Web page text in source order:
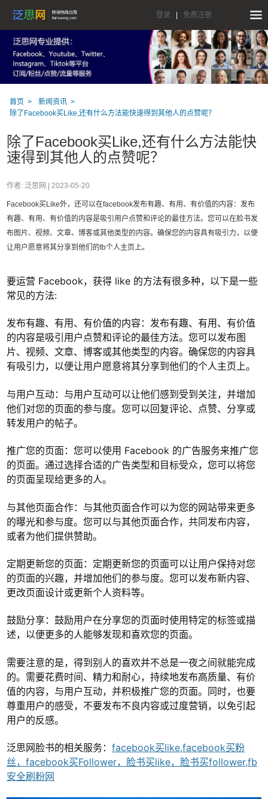
登录 免费注册
首页
新闻资讯
除了Facebook买Like,还有什么方法能快速得到其他人的点赞呢？
除了Facebook买Like,还有什么方法能快
速得到其他人的点赞呢？
作者: 泛思网 | 2023-05-20
Facebook买Like外，还可以在facebook发布有趣、有用、有价值的内容：发布
有趣、有用、有价值的内容是吸引用户点赞和评论的最佳方法。您可以在脸书发
布图片、视频、文章、博客或其他类型的内容。确保您的内容具有吸引力，以便
让用户愿意将其分享到他们的fb个人主页上。
要运营 Facebook，获得 like 的方法有很多种，以下是一些
常见的方法:
发布有趣、有用、有价值的内容：发布有趣、有用、有价值
的内容是吸引用户点赞和评论的最佳方法。您可以发布图
片、视频、文章、博客或其他类型的内容。确保您的内容具
有吸引力，以便让用户愿意将其分享到他们的个人主页上。
与用户互动：与用户互动可以让他们感到受到关注，并增加
他们对您的页面的参与度。您可以回复评论、点赞、分享或
转发用户的帖子。
推广您的页面：您可以使用 Facebook 的广告服务来推广您
的页面。通过选择合适的广告类型和目标受众，您可以将您
的页面呈现给更多的人。
与其他页面合作：与其他页面合作可以为您的网站带来更多
的曝光和参与度。您可以与其他页面合作，共同发布内容，
或者为他们提供赞助。
定期更新您的页面：定期更新您的页面可以让用户保持对您
的页面的兴趣，并增加他们的参与度。您可以发布新内容、
更改页面设计或更新个人资料等。
鼓励分享：鼓励用户在分享您的页面时使用特定的标签或描
述，以便更多的人能够发现和喜欢您的页面。
需要注意的是，得到别人的喜欢并不总是一夜之间就能完成
的。需要花费时间、精力和耐心，持续地发布高质量、有价
值的内容，与用户互动，并积极推广您的页面。同时，也要
尊重用户的感受，不要发布不良内容或过度营销，以免引起
用户的反感。
泛思网脸书的相关服务： facebook买like,facebook买粉
丝，facebook买Follower，脸书买like，脸书买follower,fb
安全刷粉网